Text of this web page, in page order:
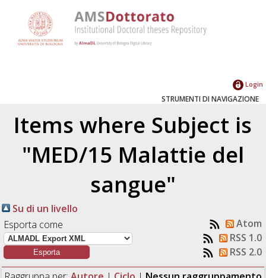
Login
STRUMENTI DI NAVIGAZIONE
Items where Subject is
"MED/15 Malattie del
sangue"
Su di un livello
Esporta come
Atom
RSS 1.0
RSS 2.0